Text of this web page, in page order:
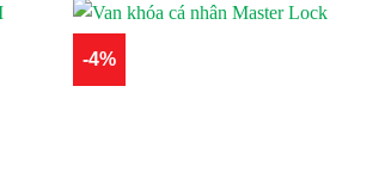
-4%